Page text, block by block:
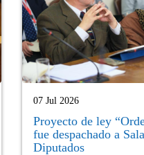
07 Jul 2026
Proyecto de ley
fue despachado a
Diputados